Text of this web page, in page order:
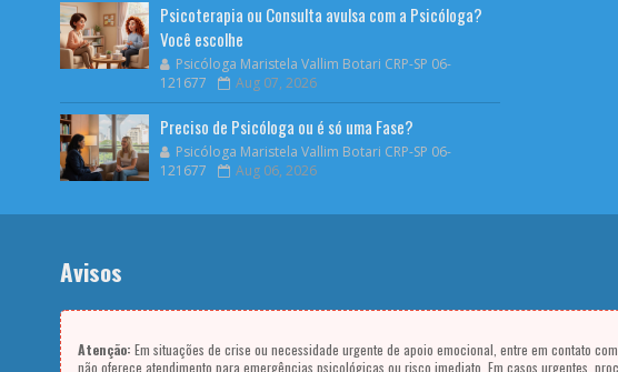
Psicoterapia ou Consulta avulsa com a Psicóloga?
Você escolhe
Psicóloga Maristela Vallim Botari CRP-SP 06-
121677
Aug 07, 2026
Preciso de Psicóloga ou é só uma Fase?
Psicóloga Maristela Vallim Botari CRP-SP 06-
121677
Aug 06, 2026
Avisos
Atenção: Em situações de crise ou necessidade urgente de apoio emocional, entre em contato
não oferece atendimento para emergências psicológicas ou risco imediato. Em casos urgentes,